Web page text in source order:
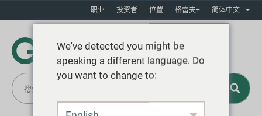
职业 投资者 位置 格雷夫+ 简体中文
We've detected you might be
speaking a different language. Do
you want to change to: